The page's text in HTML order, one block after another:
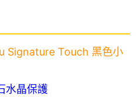
Signature Touch 黑色小
水晶保護